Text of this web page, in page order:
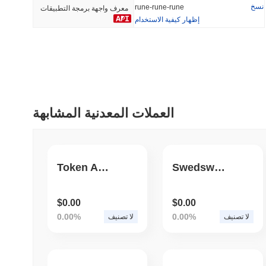
12.03% 1.17%
معرف واجهة برمجة التطبيقات rune-rune-rune
نسخ
إظهار كيفية الاستخدام
العملات المعدنية المشابهة
Token Armenia
$0.00
0.00% لا تصنيف
Swedswap
$0.00
0.00% لا تصنيف